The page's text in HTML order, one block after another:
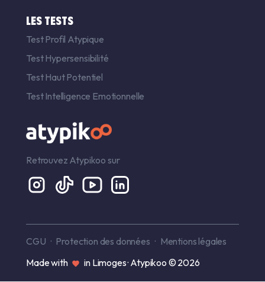
LES TESTS
Test Profil Atypique
Test Hypersensibilité
Test Haut Potentiel
Test Intelligence Emotionnelle
Retrouvez Atypikoo sur
CGU Protection des données
Mentions légales
Made with
in Limoges · Atypikoo © 2026